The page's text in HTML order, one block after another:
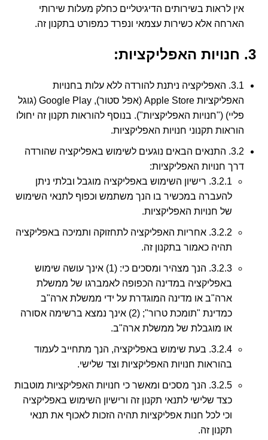
אין לראות בשירותים הדיגיטליים כחלק מעלות שירותי
הארחה אלא כשירות עצמאי ונפרד כמפורט בתקנון זה.
3. חנויות האפליקציות:
3.1. האפליקציה ניתנת להורדה ללא עלות בחנויות
האפליקציות Apple Store (אפל סטור), Google Play (גוגל
פליי) ("חנויות האפליקציות"). בנוסף להוראות תקנון זה יחולו
הוראות תקנוני חנויות האפליקציות.
3.2. התנאים הבאים נוגעים לשימוש באפליקציה שהורדה
דרך חנויות האפליקציות:
3.2.1. רישיון השימוש באפליקציה מוגבל ובלתי ניתן
להעברה במכשיר בו הנך משתמש וכפוף לתנאי השימוש
של חנויות האפליקציות.
3.2.2. אחריות האפליקציה לתחזוקה ותמיכה באפליקציה
תהיה כאמור בתקנון זה.
3.2.3. הנך מצהיר ומסכים כי: (1) אינך עושה שימוש
באפליקציה במדינה הכפופה לאמברגו של ממשלת
ארה"ב או מדינה המוגדרת על ידי ממשלת ארה"ב
כמדינת "תומכת טרור"; (2) אינך נמצא ברשימה אסורה
או מוגבלת של ממשלת ארה"ב.
3.2.4. בעת שימוש באפליקציה, הנך מתחייב לעמוד
בהוראות חנויות האפליקציות וצד שלישי.
3.2.5. הנך מסכים ומאשר כי חנויות האפליקציות מוטבות
כצד שלישי לתנאי תקנון זה ורישיון השימוש באפליקציה
וכי לכל חנות אפליקציות תהיה הזכות לאכוף את תנאי
תקנון זה.